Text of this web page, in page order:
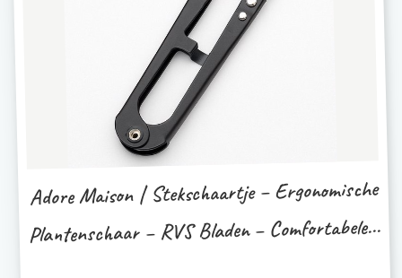
Adore Maison | Stekschaartje – Ergonomische
Plantenschaar – RVS Bladen – Comfortabele...